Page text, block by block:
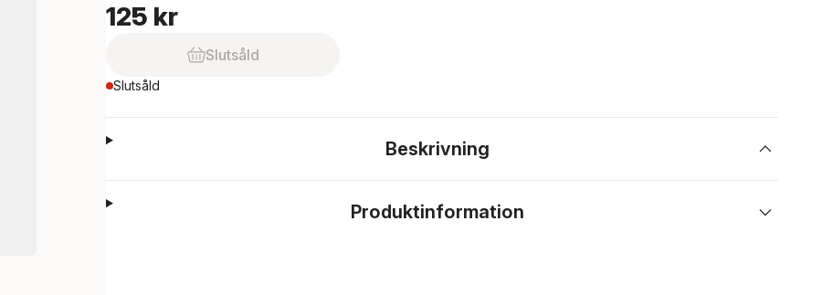
125 kr
Slutsåld
Slutsåld
Beskrivning
Produktinformation